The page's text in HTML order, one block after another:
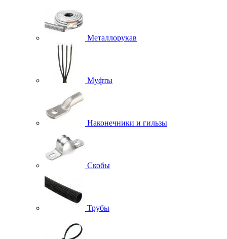
Металлорукав
Муфты
Наконечники и гильзы
Скобы
Трубы